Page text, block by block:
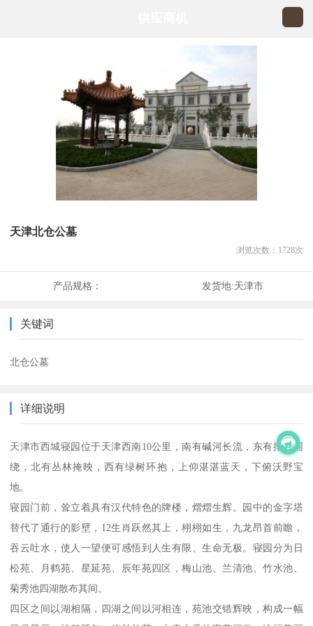
天津北仓公墓
浏览次数： 1728次
产品规格： 发货地:天津市
关键词
北仓公墓
详细说明
天津市西城寝园位于天津西南10公里，南有碱河长流，东有排河围
绕，北有丛林掩映，西有绿树环抱，上仰湛湛蓝天，下俯沃野宝
地。
寝园门前，耸立着具有汉代特色的牌楼，熠熠生辉。园中的金字塔
替代了通行的影壁，12生肖跃然其上，栩栩如生，九龙昂首前瞻，
吞云吐水，使人一望便可感悟到人生有限、生命无极。寝园分为日
松苑、月鹤苑、星延苑、辰年苑四区，梅山池、兰清池、竹水池、
菊秀池四湖散布其间。
四区之间以湖相隔，四湖之间以河相连，苑池交错辉映，构成一幅